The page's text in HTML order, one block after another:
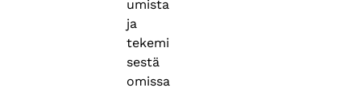
umista
ja
tekemi
sestä
omissa